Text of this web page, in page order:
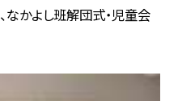
なかよし班解団式・児童会